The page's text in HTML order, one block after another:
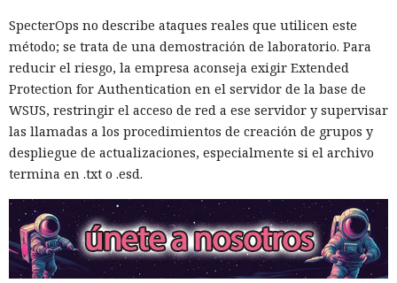
SpecterOps no describe ataques reales que utilicen este
método; se trata de una demostración de laboratorio. Para
reducir el riesgo, la empresa aconseja exigir Extended
Protection for Authentication en el servidor de la base de
WSUS, restringir el acceso de red a ese servidor y supervisar
las llamadas a los procedimientos de creación de grupos y
despliegue de actualizaciones, especialmente si el archivo
termina en .txt o .esd.